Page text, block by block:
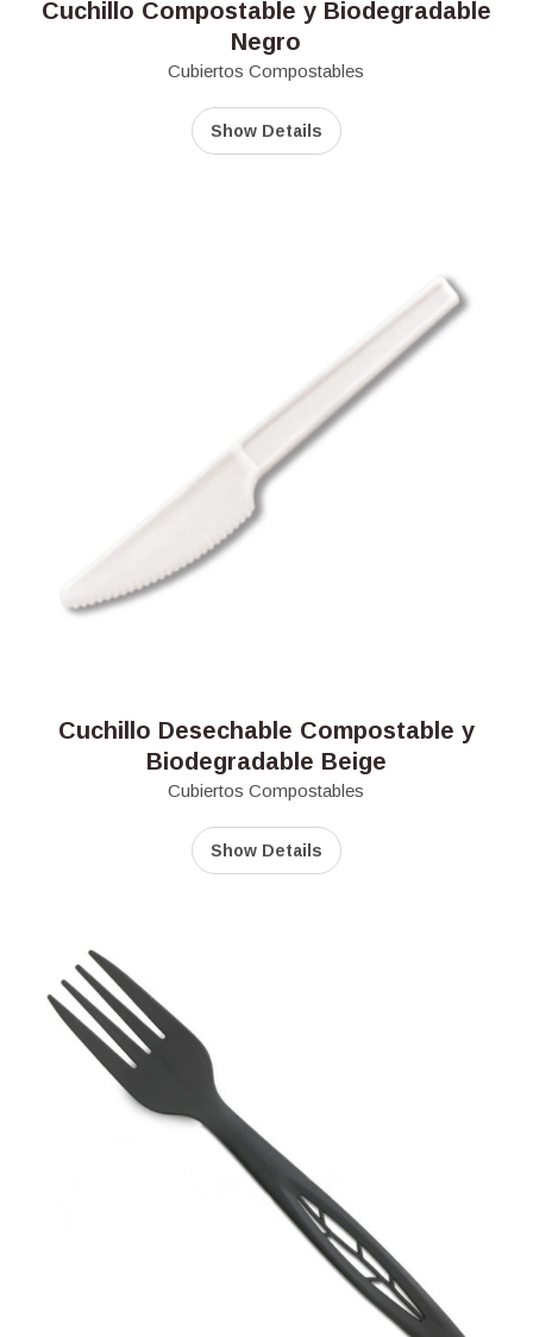
Cuchillo Compostable y Biodegradable
Negro
Cubiertos Compostables
Show Details
Cuchillo Desechable Compostable y
Biodegradable Beige
Cubiertos Compostables
Show Details